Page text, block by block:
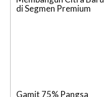
di Segmen Premium
Gamit 75% Pangsa